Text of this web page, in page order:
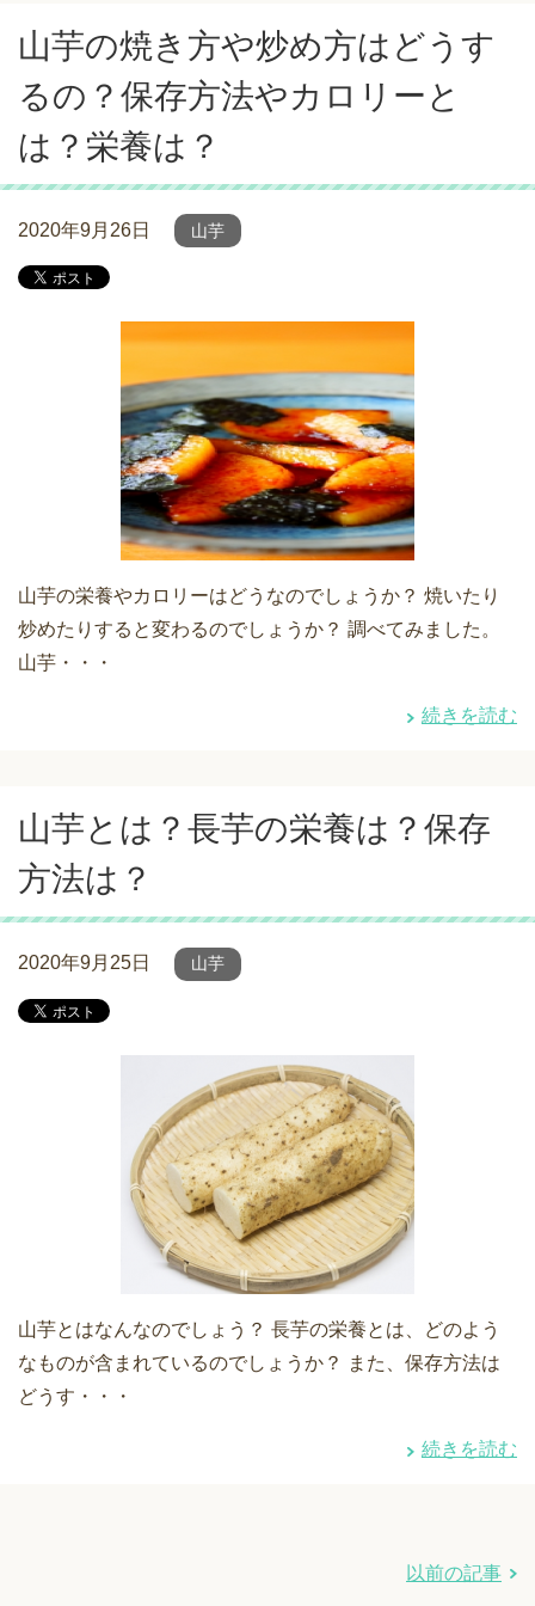
山芋の焼き方や炒め方はどうす
るの？保存方法やカロリーと
は？栄養は？
2020年9月26日 山芋
山芋の栄養やカロリーはどうなのでしょうか？ 焼いたり
炒めたりすると変わるのでしょうか？ 調べてみました。
山芋・・・
続きを読む
山芋とは？長芋の栄養は？保存
方法は？
2020年9月25日 山芋
山芋とはなんなのでしょう？ 長芋の栄養とは、どのよう
なものが含まれているのでしょうか？ また、保存方法は
どうす・・・
続きを読む
以前の記事